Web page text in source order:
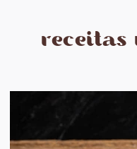
receitas